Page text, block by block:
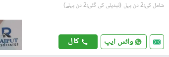
شامل کی:2 دن پہل (تبدیلی کی گئی:2 دن پہلے)
واٹس ایپ کال